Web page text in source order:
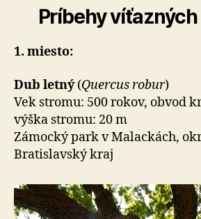
Príbehy
1. miesto:
Dub letný(Quercus robur)
Vek stromu: 500 rokov, obvod
výška stromu: 20 m
Zámocký park v Malackách,
Bratislavský kraj